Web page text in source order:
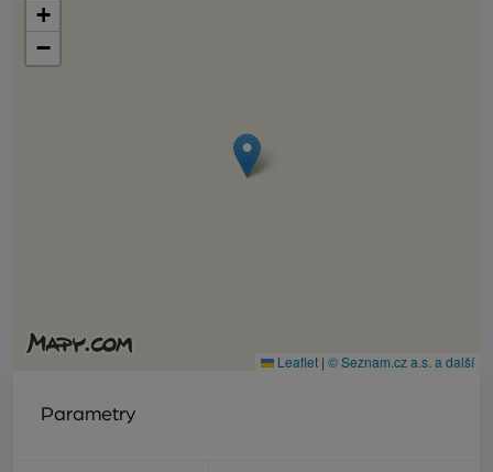
+
−
Leaflet | © Seznam.cz a.s. a další
Parametry